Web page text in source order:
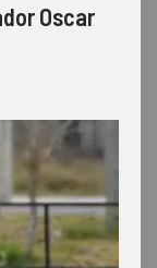
Oscar